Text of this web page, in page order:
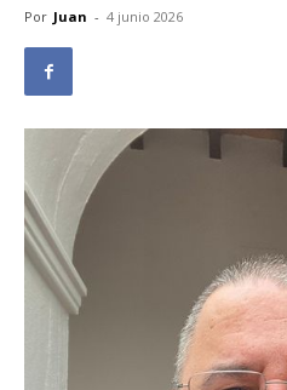
Por Juan - 4 junio 2026